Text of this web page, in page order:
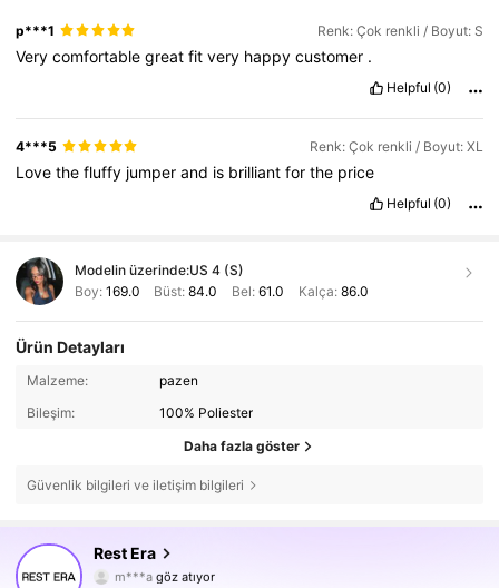
p***1 Renk: Çok renkli / Boyut: S
Verycomfortablegreatfitvery happycustomer .
Helpful (0)
4***5 Renk: Çok renkli / Boyut: XL
Lovethefluffy jumperand is brilliantforthe price
Helpful (0)
Modelin üzerinde:US 4 (S)
Boy: 169.0 Büst:84.0 Bel: 61.0 Kalça: 86.0
Ürün Detayları
Malzeme:
pazen
Bileşim:
100% Poliester
Daha fazla göster
Güvenlik bilgileri ve iletişim bilgileri
Rest Era
m***agöz atıyor
4,76
2K Takipçiler